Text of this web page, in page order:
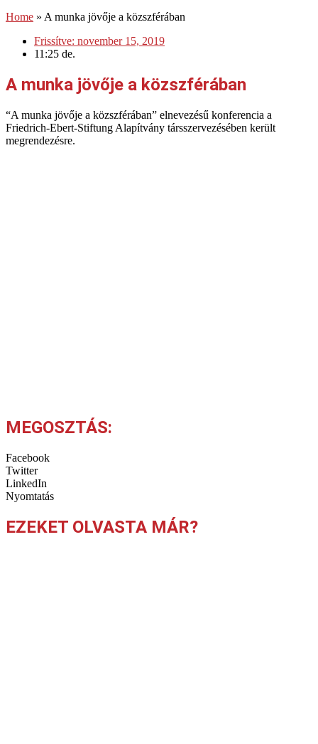
Home » A munka jövője a közszférában
Frissítve: november 15, 2019
11:25 de.
A munka jövője a közszférában
“A munka jövője a közszférában” elnevezésű konferencia a
Friedrich-Ebert-Stiftung Alapítvány társszervezésében került
megrendezésre.
MEGOSZTÁS:
Facebook
Twitter
LinkedIn
Nyomtatás
EZEKET OLVASTA MÁR?